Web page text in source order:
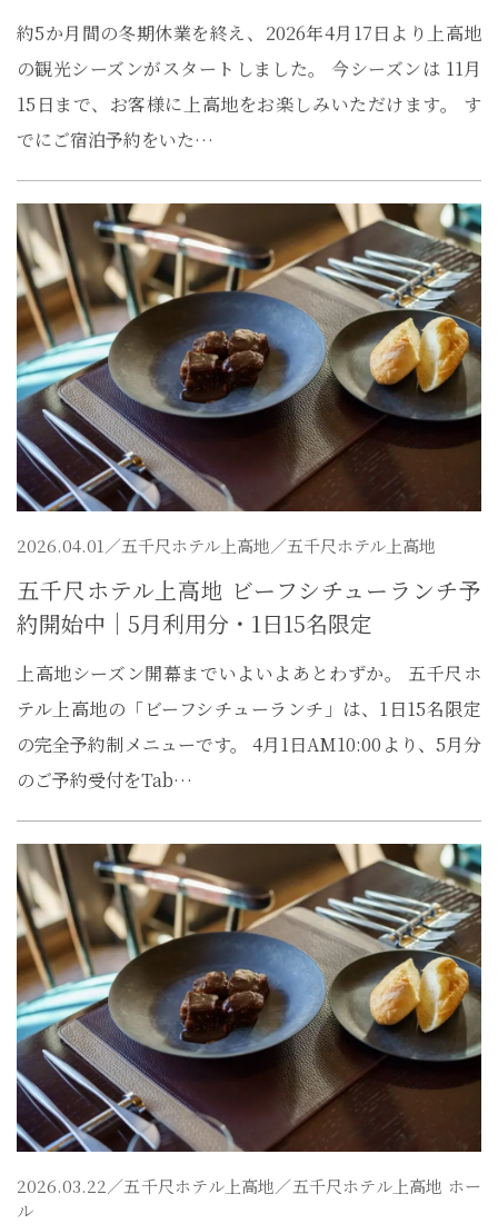
約5か月間の冬期休業を終え、2026年4月17日より上高地
の観光シーズンがスタートしました。 今シーズンは 11月
15日まで、お客様に上高地をお楽しみいただけます。 す
でにご宿泊予約をいた…
2026.04.01／五千尺ホテル上高地／五千尺ホテル上高地
五千尺ホテル上高地 ビーフシチューランチ予
約開始中｜5月利用分・1日15名限定
上高地シーズン開幕までいよいよあとわずか。 五千尺ホ
テル上高地の「ビーフシチューランチ」は、1日15名限定
の完全予約制メニューです。 4月1日AM10:00より、5月分
のご予約受付をTab…
2026.03.22／五千尺ホテル上高地／五千尺ホテル上高地 ホー
ル